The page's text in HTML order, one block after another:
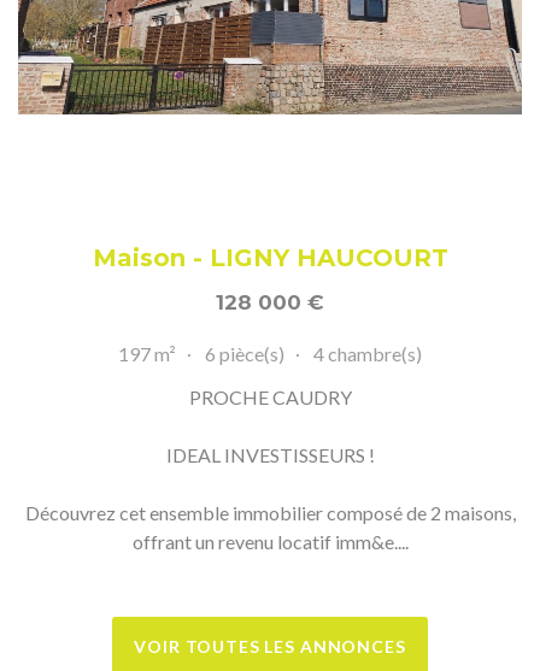
Maison - LIGNY HAUCOURT
128 000 €
197 m² 6 pièce(s)
4 chambre(s)
PROCHE CAUDRY
IDEAL INVESTISSEURS !
Découvrez cet ensemble immobilier composé de 2 maisons,
offrant un revenu locatif imm&e....
VOIR TOUTES LES ANNONCES